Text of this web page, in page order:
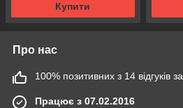
Купити
Про нас
100% позитивних з 14 відгуків за
Працює з 07.02.2016